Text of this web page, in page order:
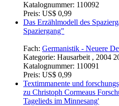
Katalognummer: 110092
Preis: US$ 0,99
Das Erzählmodell des
Spaziergang"
Fach: Germanistik - Neuere
Kategorie: Hausarbeit , 2004
Katalognummer: 110091
Preis: US$ 0,99
Textimmanente und
zu Christoph Cormeaus
Tagelieds im Minnesang'